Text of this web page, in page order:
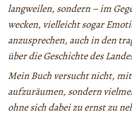
langweilen, sondern – im
wecken, vielleicht sogar
anzusprechen, auch in den
über die Geschichte des
Mein Buch versucht nicht,
aufzuräumen, sondern
ohne sich dabei zu ernst zu